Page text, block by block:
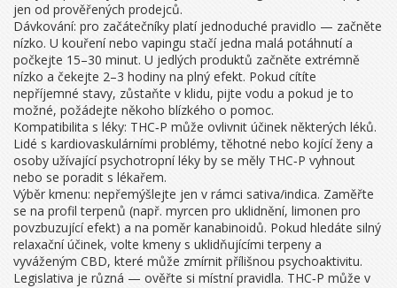
jen od prověřených prodejců.
Dávkování: pro začátečníky platí jednoduché pravidlo — začněte
nízko. U kouření nebo vapingu stačí jedna malá potáhnutí a
počkejte 15–30 minut. U jedlých produktů začněte extrémně
nízko a čekejte 2–3 hodiny na plný efekt. Pokud cítíte
nepříjemné stavy, zůstaňte v klidu, pijte vodu a pokud je to
možné, požádejte někoho blízkého o pomoc.
Kompatibilita s léky: THC‑P může ovlivnit účinek některých léků.
Lidé s kardiovaskulárními problémy, těhotné nebo kojící ženy a
osoby užívající psychotropní léky by se měly THC‑P vyhnout
nebo se poradit s lékařem.
Výběr kmenu: nepřemýšlejte jen v rámci sativa/indica. Zaměřte
se na profil terpenů (např. myrcen pro uklidnění, limonen pro
povzbuzující efekt) a na poměr kanabinoidů. Pokud hledáte silný
relaxační účinek, volte kmeny s uklidňujícími terpeny a
vyváženým CBD, které může zmírnit přílišnou psychoaktivitu.
Legislativa je různá — ověřte si místní pravidla. THC‑P může v